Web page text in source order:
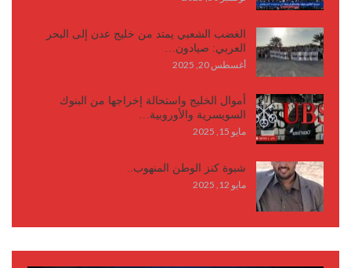
الغضب الشعبي يمتد من خليج عدن إلى البحر
العربي: صيادون…
أغسطس 20, 2025
أموال الخليج واستحالة إخراجها من البنوك
السويسرية والأوروبية…
مايو 15, 2025
شبوة كنز الوطن المنهوب..
مايو 12, 2025